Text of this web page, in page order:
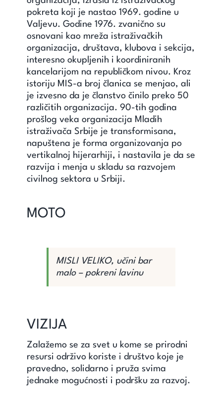
Unapredi znanje
Saznaj
Kontakt
Search
pokreta koji je nastao 1969. godine u
Valjevu. Godine 1976. zvanično su
osnovani kao mreža istraživačkih
organizacija, društava, klubova i sekcija,
interesno okupljenih i koordiniranih
kancelarijom na republičkom nivou. Kroz
istoriju MIS-a broj članica se menjao, ali
je izvesno da je članstvo činilo preko 50
različitih organizacija. 90-tih godina
prošlog veka organizacija Mladih
istraživača Srbije je transformisana,
napuštena je forma organizovanja po
vertikalnoj hijerarhiji, i nastavila je da se
razvija i menja u skladu sa razvojem
civilnog sektora u Srbiji.
MOTO
MISLI VELIKO, učini bar
malo – pokreni lavinu
VIZIJA
Zalažemo se za svet u kome se prirodni
resursi održivo koriste i društvo koje je
pravedno, solidarno i pruža svima
jednake mogućnosti i podršku za razvoj.